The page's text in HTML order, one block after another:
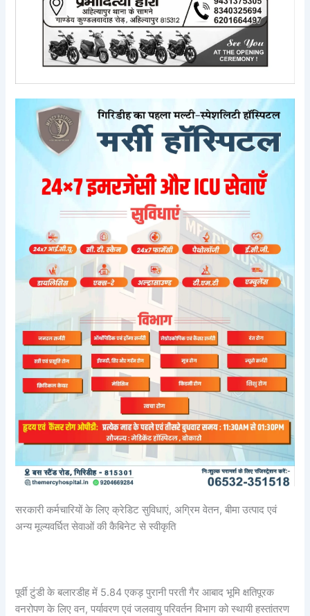
सरकारी कर्मचारियों के लिए क्रेडिट सुविधाएं, अग्रिम वेतन, बीमा उत्पाद एवं
अन्य मूल्यवर्धित सेवाओं की कैबिनेट से स्वीकृति
पूर्वी टुंडी के बलारडीह में 5.84 एकड़ पुरानी परती गैर आबाद भूमि क्षतिपूरक
वनरोपण के लिए वन, पर्यावरण एवं जलवायु परिवर्तन विभाग को स्थायी हस्तांतरण